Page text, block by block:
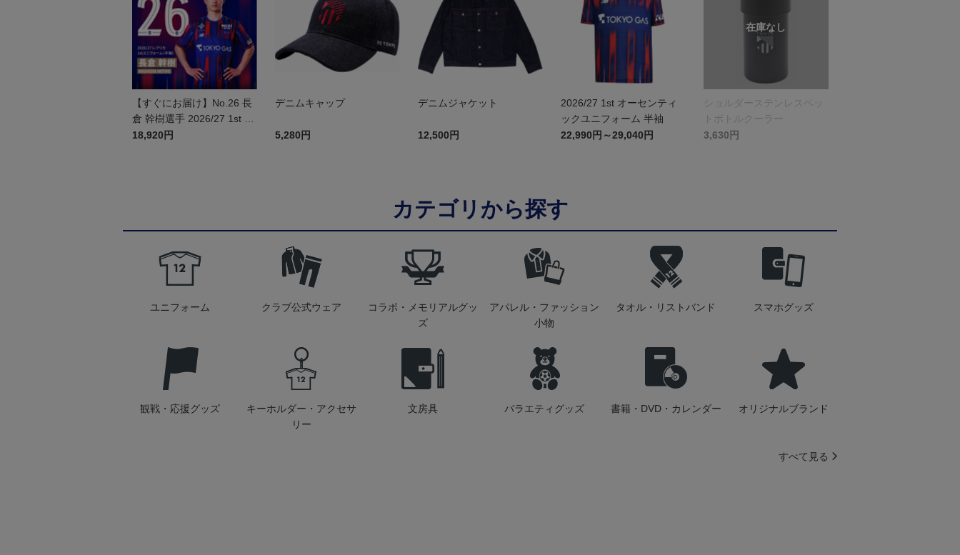
【すぐにお届け】No.26 長
倉 幹樹選手 2026/27 1st レ
プリカユニフォーム 半袖
18,920円
デニムキャップ
5,280円
デニムジャケット
12,500円
2026/27 1st オーセンティ
ックユニフォーム 半袖
22,990円～29,040円
ショルダーステンレスペッ
トボトルクーラー
3,630円
カテゴリから探す
ユニフォーム クラブ公式ウェア
コラボ・メモリアルグッ
ズ
アパレル・ファッション
小物
タオル・リストバンド スマホグッズ
観戦・応援グッズ
キーホルダー・アクセサ
リー
文房具 バラエティグッズ 書籍・DVD・カレンダー オリジナルブランド
すべて見る